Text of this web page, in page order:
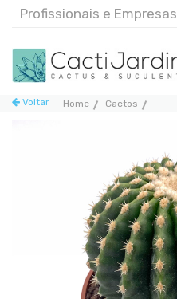
Profissionais e Empresas
Home Cactos
Voltar